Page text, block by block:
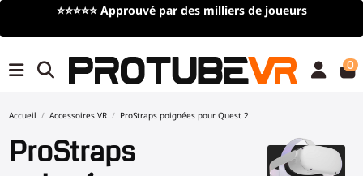
Livraison gratuitepour toute commande de plus de 100€/115$
0
Accueil Accessoires VR ProStraps poignées pour Quest 2
ProStraps